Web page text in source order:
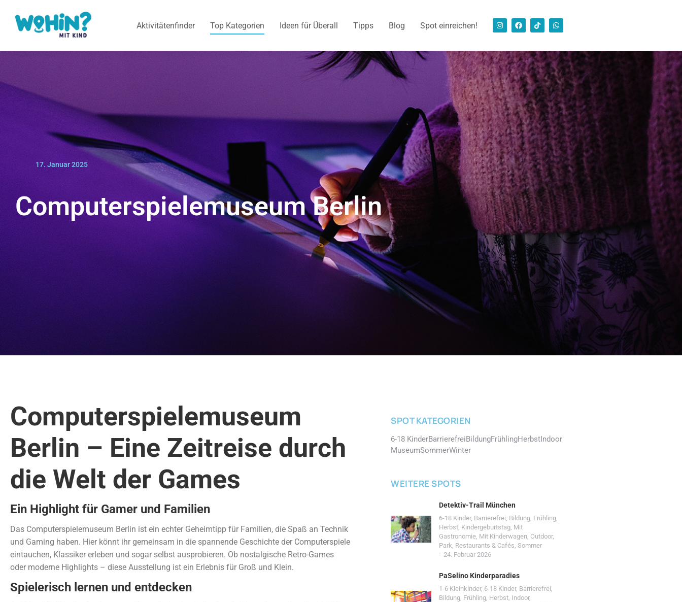
Aktivitätenfinder Top Kategorien Ideen für Überall Tipps Blog Spot einreichen!
17. Januar 2025
Computerspielemuseum Berlin
Computerspielemuseum
Berlin – Eine Zeitreise durch
die Welt der Games
Ein Highlight für Gamer und Familien
Das Computerspielemuseum Berlin ist ein echter Geheimtipp für Familien, die Spaß an Technik
und Gaming haben. Hier könnt ihr gemeinsam in die spannende Geschichte der Computerspiele
eintauchen, Klassiker erleben und sogar selbst ausprobieren. Ob nostalgische Retro-Games
oder moderne Highlights – diese Ausstellung ist ein Erlebnis für Groß und Klein.
Spielerisch lernen und entdecken
SPOT KATEGORIEN
6-18 KinderBarrierefreiBildungFrühlingHerbstIndoor
MuseumSommerWinter
WEITERE SPOTS
Detektiv-Trail München
6-18 Kinder, Barrierefrei, Bildung, Frühling,
Herbst, Kindergeburtstag, Mit
Gastronomie, Mit Kinderwagen, Outdoor,
Park, Restaurants & Cafés, Sommer
24. Februar 2026
PaSelino Kinderparadies
1-6 Kleinkinder, 6-18 Kinder, Barrierefrei,
Bildung, Frühling, Herbst, Indoor,